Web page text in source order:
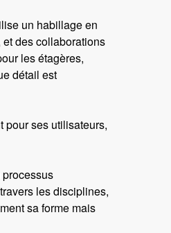
un habillage en
des collaborations
les étagères,
détail est
pour ses utilisateurs,
les disciplines,
sa forme mais